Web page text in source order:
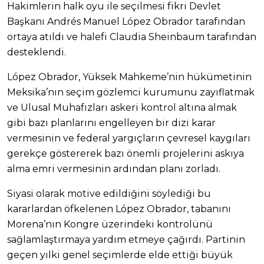
Hakimlerin halk oyu ile seçilmesi fikri Devlet
Başkanı Andrés Manuel López Obrador tarafından
ortaya atıldı ve halefi Claudia Sheinbaum tarafından
desteklendi.
López Obrador, Yüksek Mahkeme’nin hükümetinin
Meksika’nın seçim gözlemci kurumunu zayıflatmak
ve Ulusal Muhafızları askeri kontrol altına almak
gibi bazı planlarını engelleyen bir dizi karar
vermesinin ve federal yargıçların çevresel kaygıları
gerekçe göstererek bazı önemli projelerini askıya
alma emri vermesinin ardından planı zorladı.
Siyasi olarak motive edildiğini söylediği bu
kararlardan öfkelenen López Obrador, tabanını
Morena’nın Kongre üzerindeki kontrolünü
sağlamlaştırmaya yardım etmeye çağırdı. Partinin
geçen yılki genel seçimlerde elde ettiği büyük